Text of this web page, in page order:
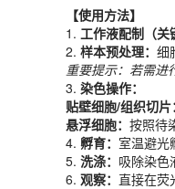
2.样本预处理：
重要提示：若需进
3. 染色操作：
贴壁细胞/组织切片
悬浮细胞：按照待
4.孵育：室温避光
5.洗涤：吸除染色
6. 观察： 直接在荧
【注意事项】
【使用方法】
1. 工作液配制（关
2. 样本预处理： 细
重要提示：若需进
3. 染色操作：
贴壁细胞/组织切片：
悬浮细胞： 按照待
4. 孵育： 室温避光
5. 洗涤： 吸除染色
6. 观察： 直接在荧